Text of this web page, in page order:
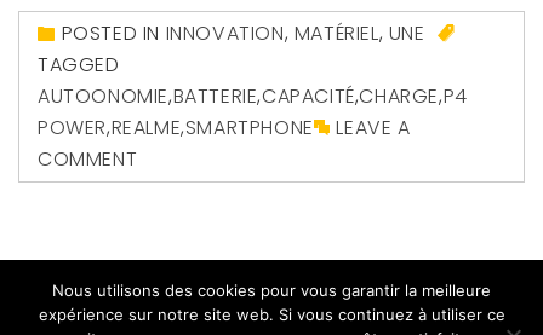
POSTED IN INNOVATION, MATÉRIEL, UNE
TAGGED
AUTOONOMIE,BATTERIE,CAPACITÉ,CHARGE,P4
POWER,REALME,SMARTPHONE
LEAVE A
COMMENT
Nous utilisons des cookies pour vous garantir la meilleure
expérience sur notre site web. Si vous continuez à utiliser ce